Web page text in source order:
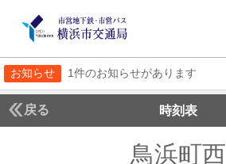
お知らせ 1件のお知らせがあります
戻る 時刻表
鳥浜町西